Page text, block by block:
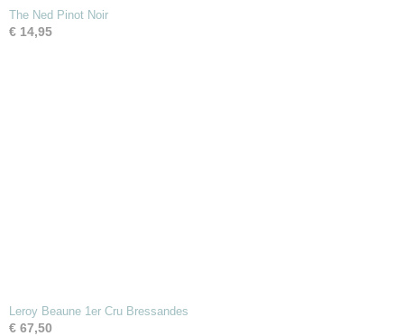
The Ned Pinot Noir
€ 14,95
Leroy Beaune 1er Cru Bressandes
€ 67,50